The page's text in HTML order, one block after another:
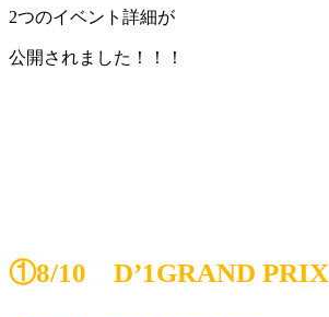
2つのイベント詳細が
公開されました！！！
①8/10 D’1GRAND PRIX